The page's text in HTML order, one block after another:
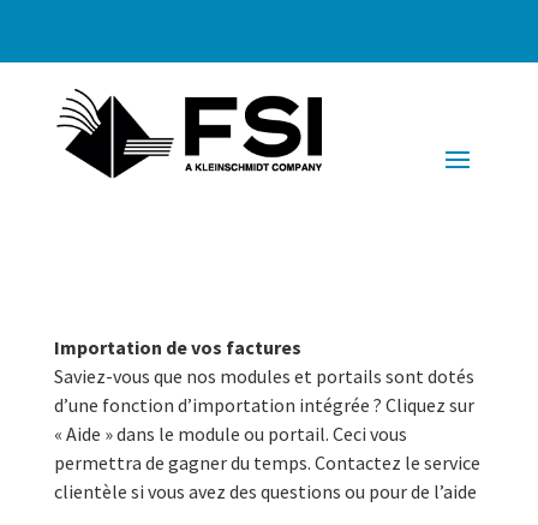
Importation de vos factures
Saviez-vous que nos modules et portails sont dotés
d’une fonction d’importation intégrée ? Cliquez sur
« Aide » dans le module ou portail. Ceci vous
permettra de gagner du temps. Contactez le service
clientèle si vous avez des questions ou pour de l’aide